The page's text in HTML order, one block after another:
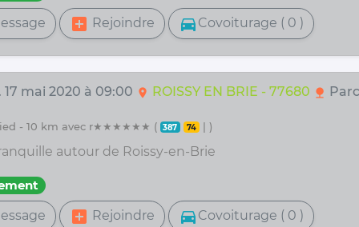
add_box Rejoindre directions_car Covoiturage ( 0 )
17 mai 2020 à 09:00 location_on ROISSY EN BRIE - 77680 nature
- 10 km avec r★★★★★★ ( 387 74 | )
autour de Roissy-en-Brie
add_box Rejoindre directions_car Covoiturage ( 0 )